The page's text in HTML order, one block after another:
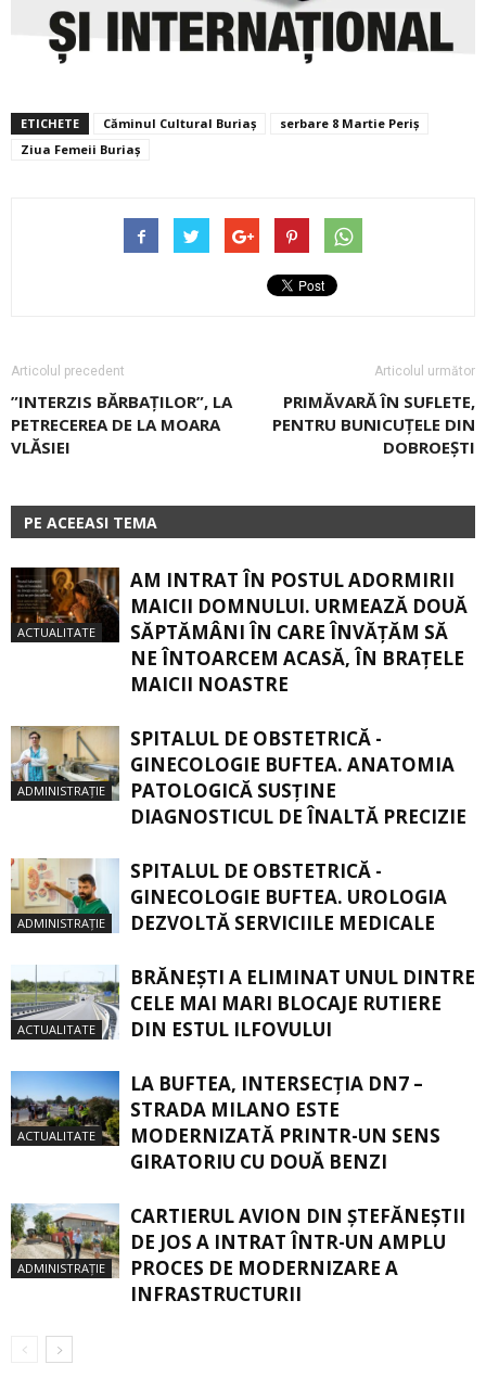
ETICHETE Căminul Cultural Buriaș
serbare 8 Martie Periș
Ziua Femeii Buriaș
Articolul precedent
”INTERZIS BĂRBAȚILOR”, LA
PETRECEREA DE LA MOARA
VLĂSIEI
Articolul următor
PRIMĂVARĂ ÎN SUFLETE,
PENTRU BUNICUȚELE DIN
DOBROEȘTI
PE ACEEASI TEMA
ACTUALITATE
AM INTRAT ÎN POSTUL ADORMIRII
MAICII DOMNULUI. URMEAZĂ DOUĂ
SĂPTĂMÂNI ÎN CARE ÎNVĂŢĂM SĂ
NE ÎNTOARCEM ACASĂ, ÎN BRAŢELE
MAICII NOASTRE
ADMINISTRAȚIE
SPITALUL DE OBSTETRICĂ -
GINECOLOGIE BUFTEA. ANATOMIA
PATOLOGICĂ SUSŢINE
DIAGNOSTICUL DE ÎNALTĂ PRECIZIE
ADMINISTRAȚIE
SPITALUL DE OBSTETRICĂ -
GINECOLOGIE BUFTEA. UROLOGIA
DEZVOLTĂ SERVICIILE MEDICALE
ACTUALITATE
BRĂNEȘTI A ELIMINAT UNUL DINTRE
CELE MAI MARI BLOCAJE RUTIERE
DIN ESTUL ILFOVULUI
ACTUALITATE
LA BUFTEA, INTERSECŢIA DN7 –
STRADA MILANO ESTE
MODERNIZATĂ PRINTR-UN SENS
GIRATORIU CU DOUĂ BENZI
ADMINISTRAȚIE
CARTIERUL AVION DIN ŞTEFĂNEŞTII
DE JOS A INTRAT ÎNTR-UN AMPLU
PROCES DE MODERNIZARE A
INFRASTRUCTURII